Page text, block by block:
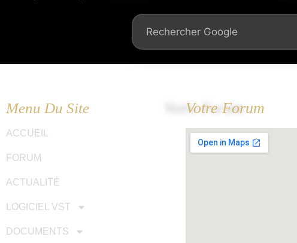
Menu Du Site
ACCUEIL
FORUM
ACTUALITÉ
LOGICIEL VST
DOCUMENTS
Votre Forum